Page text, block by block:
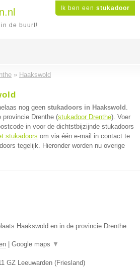
Ik ben een stukadoor
de buurt!
» Haakswold
nog geen stukadoors in Haakswold .
provincie Drenthe (stukadoor Drenthe). Voer
in voor de dichtstbijzijnde stukadoors
stukadoors om via één e-mail in contact te
tegelijk. Hieronder worden nu overige
Haakswold en in de provincie Drenthe.
Google maps ▼
GZ Leeuwarden (Friesland)